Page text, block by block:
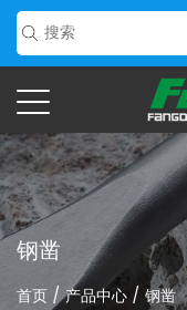
钢凿
首页 /产品中心 / 钢凿